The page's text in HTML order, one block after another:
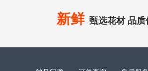
新鲜 甄选花材 品质